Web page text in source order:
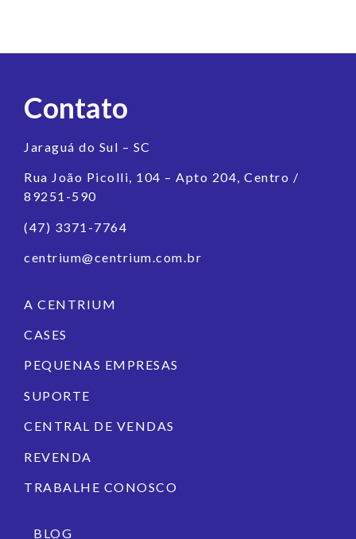
Contato
Jaraguá do Sul – SC
Rua João Picolli, 104 – Apto 204, Centro /
89251-590
(47) 3371-7764
centrium@centrium.com.br
A CENTRIUM
CASES
PEQUENAS EMPRESAS
SUPORTE
CENTRAL DE VENDAS
REVENDA
TRABALHE CONOSCO
BLOG